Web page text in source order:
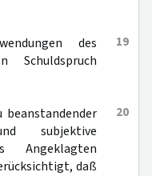
19
des
Schuldspruch
20
subjektive
Angeklagten
daß